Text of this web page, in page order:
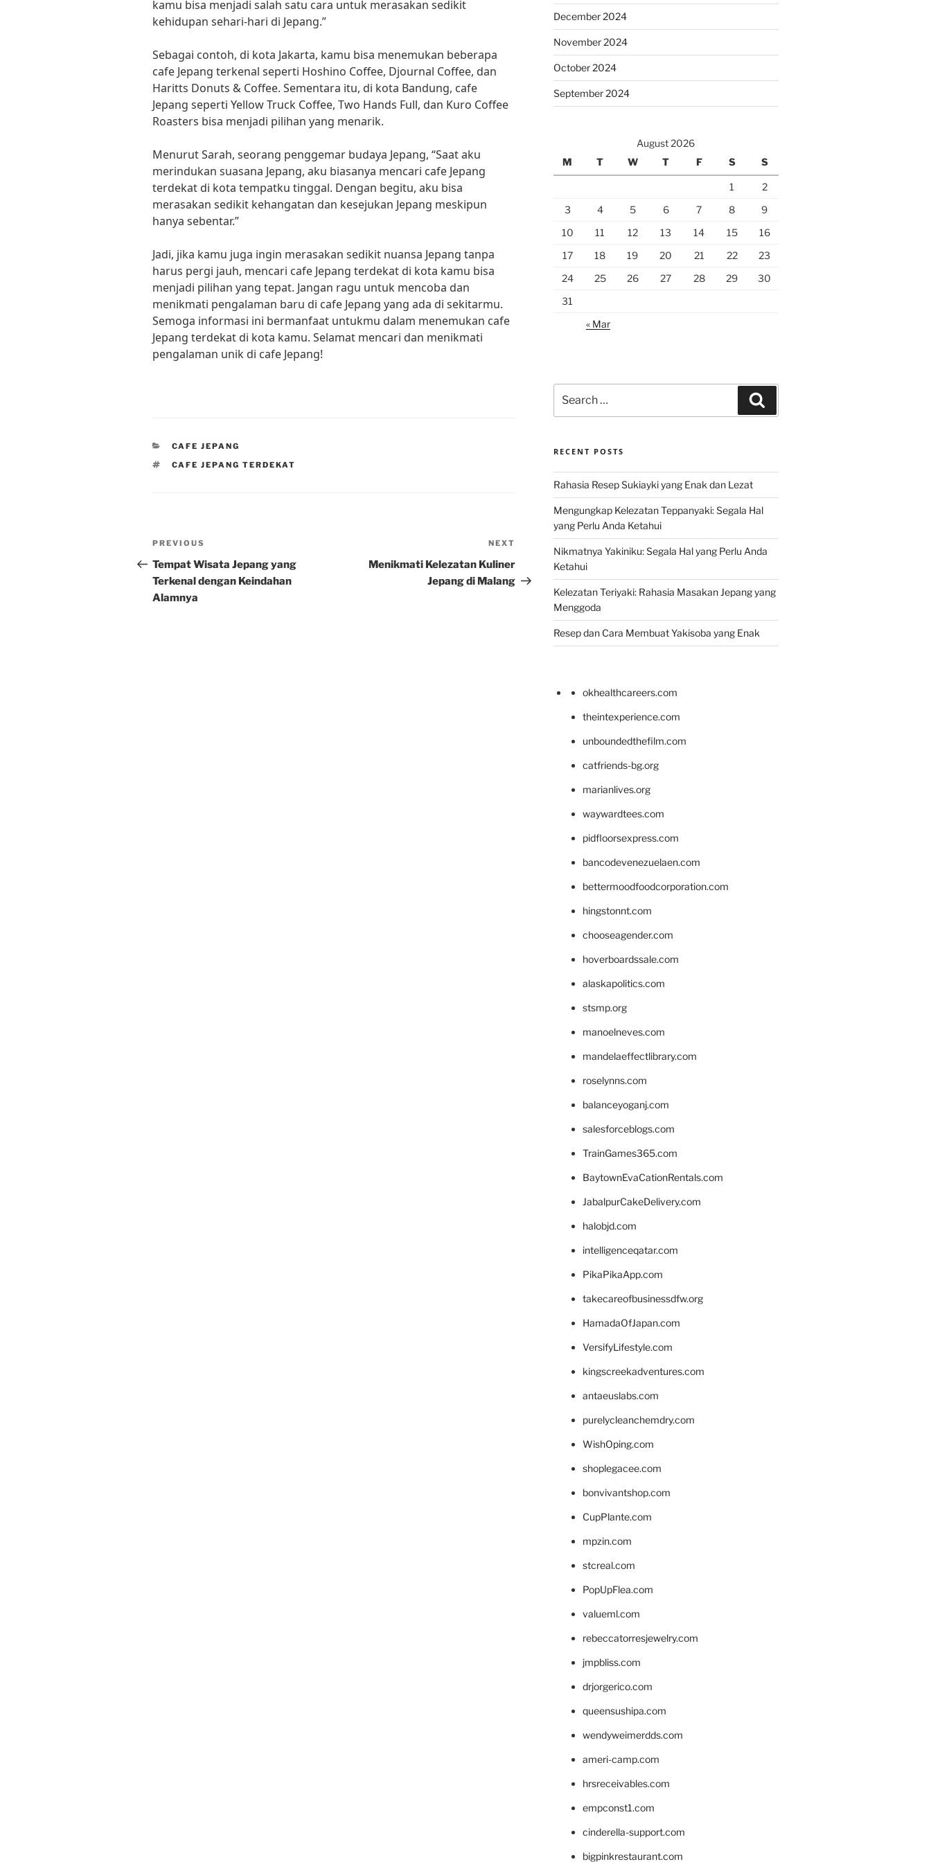
kamu bisa menjadi salah satu cara untuk merasakan sedikit
kehidupan sehari-hari di Jepang.”
Sebagai contoh, di kota Jakarta, kamu bisa menemukan beberapa
cafe Jepang terkenal seperti Hoshino Coffee, Djournal Coffee, dan
Haritts Donuts & Coffee. Sementara itu, di kota Bandung, cafe
Jepang seperti Yellow Truck Coffee, Two Hands Full, dan Kuro Coffee
Roasters bisa menjadi pilihan yang menarik.
Menurut Sarah, seorang penggemar budaya Jepang, “Saat aku
merindukan suasana Jepang, aku biasanya mencari cafe Jepang
terdekat di kota tempatku tinggal. Dengan begitu, aku bisa
merasakan sedikit kehangatan dan kesejukan Jepang meskipun
hanya sebentar.”
Jadi, jika kamu juga ingin merasakan sedikit nuansa Jepang tanpa
harus pergi jauh, mencari cafe Jepang terdekat di kota kamu bisa
menjadi pilihan yang tepat. Jangan ragu untuk mencoba dan
menikmati pengalaman baru di cafe Jepang yang ada di sekitarmu.
Semoga informasi ini bermanfaat untukmu dalam menemukan cafe
Jepang terdekat di kota kamu. Selamat mencari dan menikmati
pengalaman unik di cafe Jepang!
CATEGORIES
CAFE JEPANG
TAGS
CAFE JEPANG TERDEKAT
Post
navigation
Previous
Post
PREVIOUS
Tempat Wisata Jepang yang
Terkenal dengan Keindahan
Alamnya
Post
NEXT
Menikmati Kelezatan Kuliner
Jepang di Malang
December 2024
November 2024
October 2024
September 2024
August 2026
M
T W T F S S
1
2
3
4 5 6 7 8
9
10
11 12 13 14 15
16
17
18 19 20 21 22
23
24
25 26 27 28 29
30
31
« Mar
for:
RECENT POSTS
Rahasia Resep Sukiayki yang Enak dan Lezat
Mengungkap Kelezatan Teppanyaki: Segala Hal
yang Perlu Anda Ketahui
Nikmatnya Yakiniku: Segala Hal yang Perlu Anda
Ketahui
Kelezatan Teriyaki: Rahasia Masakan Jepang yang
Menggoda
Resep dan Cara Membuat Yakisoba yang Enak
okhealthcareers.com
theintexperience.com
unboundedthefilm.com
catfriends-bg.org
marianlives.org
waywardtees.com
pidfloorsexpress.com
bancodevenezuelaen.com
bettermoodfoodcorporation.com
hingstonnt.com
chooseagender.com
hoverboardssale.com
alaskapolitics.com
stsmp.org
manoelneves.com
mandelaeffectlibrary.com
roselynns.com
balanceyoganj.com
salesforceblogs.com
TrainGames365.com
BaytownEvaCationRentals.com
JabalpurCakeDelivery.com
halobjd.com
intelligenceqatar.com
PikaPikaApp.com
takecareofbusinessdfw.org
HamadaOfJapan.com
VersifyLifestyle.com
kingscreekadventures.com
antaeuslabs.com
purelycleanchemdry.com
WishOping.com
shoplegacee.com
bonvivantshop.com
CupPlante.com
mpzin.com
stcreal.com
PopUpFlea.com
valueml.com
rebeccatorresjewelry.com
jmpbliss.com
drjorgerico.com
queensushipa.com
wendyweimerdds.com
ameri-camp.com
hrsreceivables.com
empconst1.com
cinderella-support.com
bigpinkrestaurant.com